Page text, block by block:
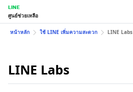
LINE
ศูนย์ช่วยเหลือ
หน้าหลัก ใช้ LINE เพิ่มความสะดวก LINE Labs
LINE Labs